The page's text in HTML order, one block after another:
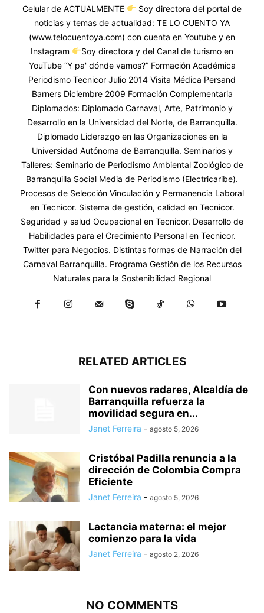
Celular de ACTUALMENTE
Soy directora del portal de
noticias y temas de actualidad: TE LO CUENTO YA
(www.telocuentoya.com) con cuenta en Youtube y en
Instagram
Soy directora y del Canal de turismo en
YouTube “Y pa' dónde vamos?” Formación Académica
Periodismo Tecnicor Julio 2014 Visita Médica Persand
Barners Diciembre 2009 Formación Complementaria
Diplomados: Diplomado Carnaval, Arte, Patrimonio y
Desarrollo en la Universidad del Norte, de Barranquilla.
Diplomado Liderazgo en las Organizaciones en la
Universidad Autónoma de Barranquilla. Seminarios y
Talleres: Seminario de Periodismo Ambiental Zoológico de
Barranquilla Social Media de Periodismo (Electricaribe).
Procesos de Selección Vinculación y Permanencia Laboral
en Tecnicor. Sistema de gestión, calidad en Tecnicor.
Seguridad y salud Ocupacional en Tecnicor. Desarrollo de
Habilidades para el Crecimiento Personal en Tecnicor.
Twitter para Negocios. Distintas formas de Narración del
Carnaval Barranquilla. Programa Gestión de los Recursos
Naturales para la Sostenibilidad Regional
RELATED ARTICLES
Con nuevos radares, Alcaldía de
Barranquilla refuerza la
movilidad segura en...
Janet Ferreira - agosto 5, 2026
Cristóbal Padilla renuncia a la
dirección de Colombia Compra
Eficiente
Janet Ferreira - agosto 5, 2026
Lactancia materna: el mejor
comienzo para la vida
Janet Ferreira - agosto 2, 2026
NO COMMENTS